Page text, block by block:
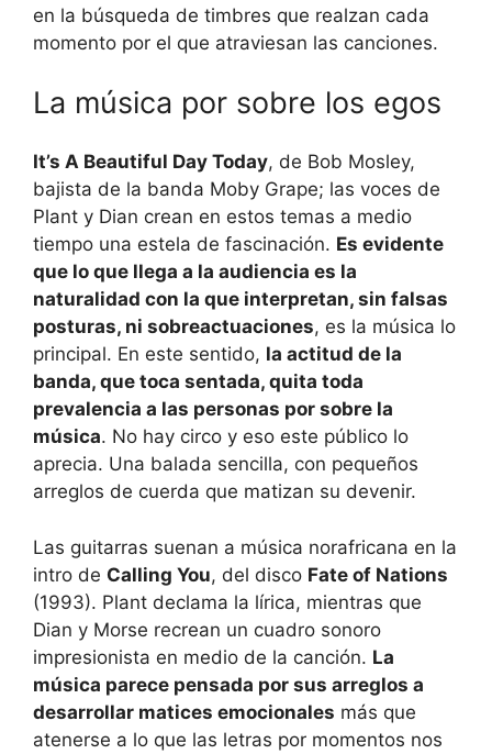
en la búsqueda de timbres que realzan cada
momento por el que atraviesan las canciones.
La música por sobre los egos
It’s A Beautiful Day Today, de Bob Mosley,
bajista de la banda Moby Grape; las voces de
Plant y Dian crean en estos temas a medio
tiempo una estela de fascinación. Es evidente
que lo que llega a la audiencia es la
naturalidad con la que interpretan, sin falsas
posturas, ni sobreactuaciones, es la música lo
principal. En este sentido, la actitud de la
banda, que toca sentada, quita toda
prevalencia a las personas por sobre la
música. No hay circo y eso este público lo
aprecia. Una balada sencilla, con pequeños
arreglos de cuerda que matizan su devenir.
Las guitarras suenan a música norafricana en la
intro de Calling You, del disco Fate of Nations
(1993). Plant declama la lírica, mientras que
Dian y Morse recrean un cuadro sonoro
impresionista en medio de la canción. La
música parece pensada por sus arreglos a
desarrollar matices emocionales más que
atenerse a lo que las letras por momentos nos